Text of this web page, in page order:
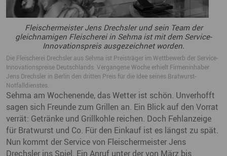
Fleischermeister Jens Drechsler und sein Team der
gleichnamigen Fleischerei in Sehma ist mit dem Service-
Innovationspreis ausgezeichnet worden.
Die Fleischerei Drechsler aus Sehma ist Preisträger im Wettbewerb der Service-
Innovationspreise Deutschlands. Vergangene Woche erhielt Firmeninhaber
Jens Drechsler in Berlin den dritten Preis für die Idee seines Bratwurst-
Notfalldienstes.
Sehma am Wochenende, das Wetter ist schön. Unverhofft
sagen sich Freunde zum Grillen an. Ein Blick auf den Vorrat
verrät: Getränke und Grillkohle reichen. Doch Fehlanzeige
für Bratwurst und Co. Für den Einkauf ist es längst zu spät.
Nun kommt der Service von Fleischermeister Jens
Drechsler ins Spiel. Ein Anruf unter der von März bis